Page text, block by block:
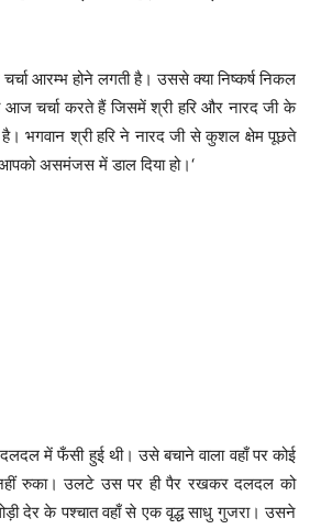
आरम्भ होने लगती है। उससे क्या निष्कर्ष निकल
आज चर्चा करते हैं जिसमें श्री हरि और नारद जी के
भगवान श्री हरि ने नारद जी से कुशल क्षेम पूछते
असमंजस में डाल दिया हो।‘
में फँसी हुई थी। उसे बचाने वाला वहाँ पर कोई
रुका। उलटे उस पर ही पैर रखकर दलदल को
देर के पश्चात वहाँ से एक वृद्ध साधु गुजरा। उसने